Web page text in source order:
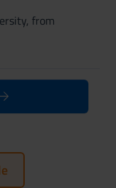
from